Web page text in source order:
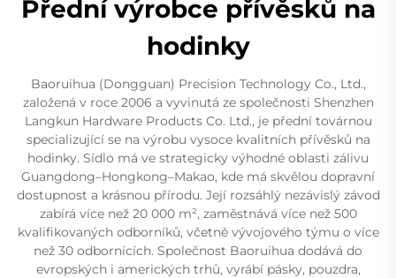
Přední výrobce přívěsků na
hodinky
Baoruihua (Dongguan) Precision Technology Co., Ltd.,
založená v roce 2006 a vyvinutá ze společnosti Shenzhen
Langkun Hardware Products Co. Ltd., je přední továrnou
specializující se na výrobu vysoce kvalitních přívěsků na
hodinky. Sídlo má ve strategicky výhodné oblasti zálivu
Guangdong–Hongkong–Makao, kde má skvělou dopravní
dostupnost a krásnou přírodu. Její rozsáhlý nezávislý závod
zabírá více než 20 000 m², zaměstnává více než 500
kvalifikovaných odborníků, včetně vývojového týmu o více
než 30 odbornících. Společnost Baoruihua dodává do
evropských i amerických trhů, vyrábí pásky, pouzdra,